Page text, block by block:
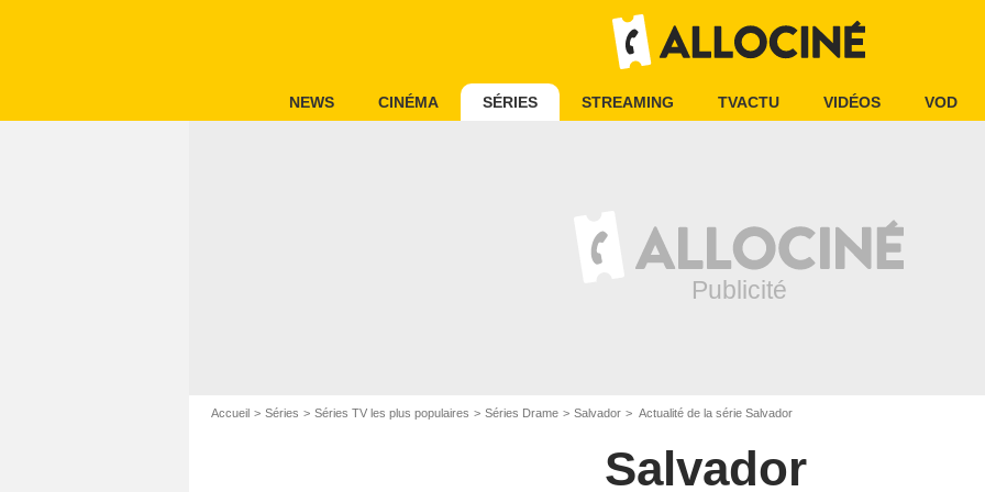
NEWS CINÉMA SÉRIES STREAMING TVACTU VIDÉOS VOD
Accueil Séries Séries TV les plus populaires Séries Drame Salvador Actualité de la série Salvador
Salvador